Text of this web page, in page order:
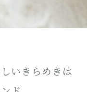
いきらめきは